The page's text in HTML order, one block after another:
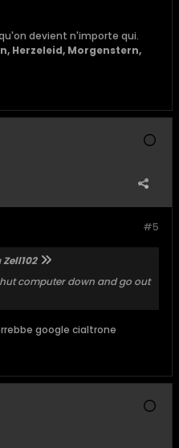
devient n'importe qui.
Herzeleid, Morgenstern,
#5
Zell102
computer down and go out
google cialtrone